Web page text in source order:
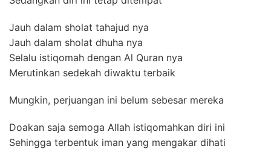
Jauh dalam sholat tahajud nya
Jauh dalam sholat dhuha nya
Selalu istiqomah dengan Al Quran nya
Merutinkan sedekah diwaktu terbaik
Mungkin, perjuangan ini belum sebesar mereka
Doakan saja semoga Allah istiqomahkan diri ini
Sehingga terbentuk iman yang mengakar dihati